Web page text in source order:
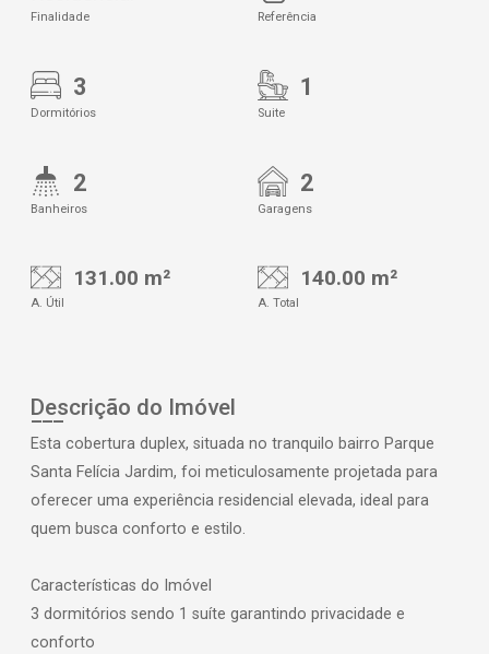
Finalidade Referência
3
Dormitórios
1
Suite
2
Banheiros
2
Garagens
131.00 m²
A. Útil
140.00 m²
A. Total
Descrição do Imóvel
Esta cobertura duplex, situada no tranquilo bairro Parque
Santa Felícia Jardim, foi meticulosamente projetada para
oferecer uma experiência residencial elevada, ideal para
quem busca conforto e estilo.
Características do Imóvel
3 dormitórios sendo 1 suíte garantindo privacidade e
conforto